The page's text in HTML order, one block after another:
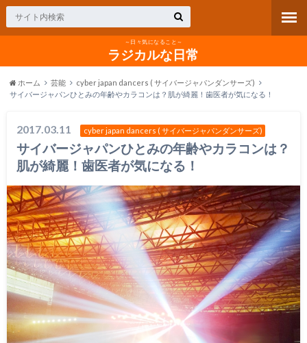
～日々気になること～
ラジカルな日常
ホーム 芸能
cyber japan dancers ( サイバージャパンダンサーズ)
サイバージャパンひとみの年齢やカラコンは？肌が綺麗！歯医者が気になる！
2017.03.11 cyber japan dancers ( サイバージャパンダンサーズ)
サイバージャパンひとみの年齢やカラコンは？
肌が綺麗！歯医者が気になる！